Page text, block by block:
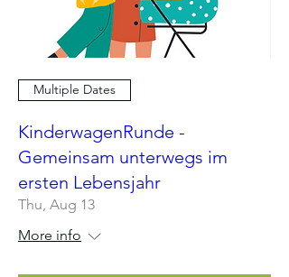
Multiple Dates
KinderwagenRunde -
Gemeinsam unterwegs im
ersten Lebensjahr
Thu, Aug 13
More info